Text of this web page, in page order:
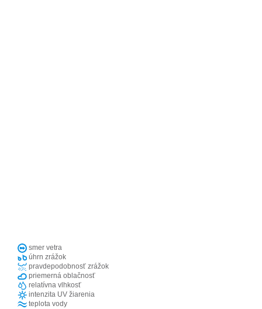
smer vetra
úhrn zrážok
pravdepodobnosť zrážok
priemerná oblačnosť
relatívna vlhkosť
intenzita UV žiarenia
teplota vody